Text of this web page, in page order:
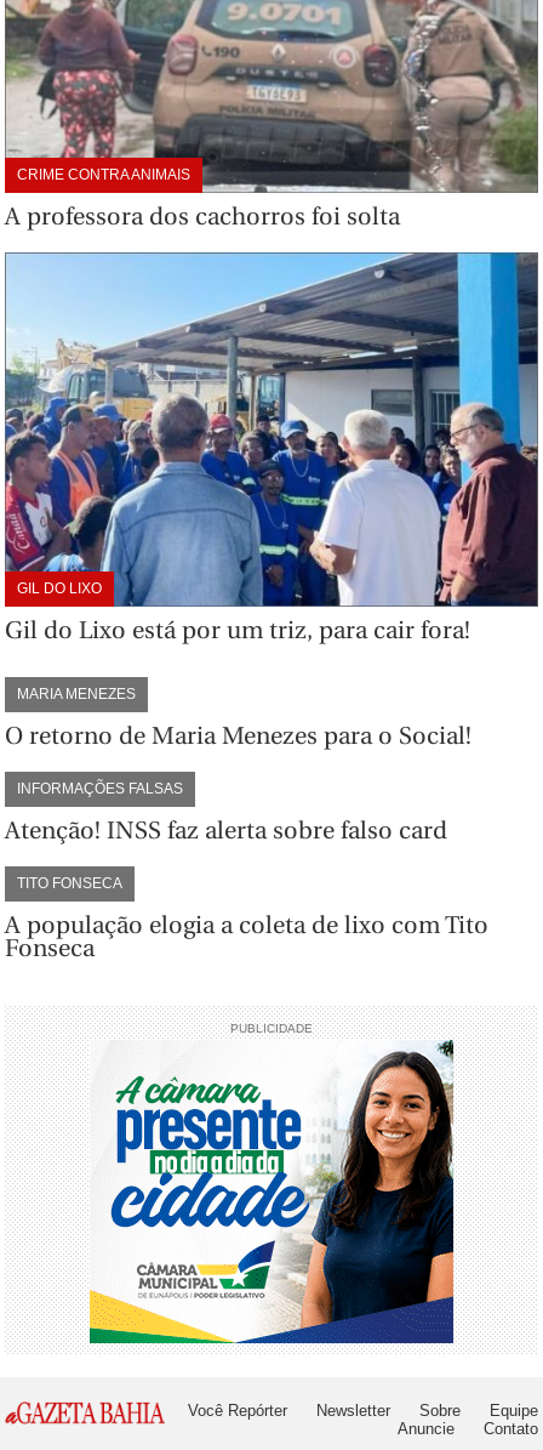
CRIME CONTRA ANIMAIS
A professora dos cachorros foi solta
GIL DO LIXO
Gil do Lixo está por um triz, para cair fora!
MARIA MENEZES
O retorno de Maria Menezes para o Social!
INFORMAÇÕES FALSAS
Atenção! INSS faz alerta sobre falso card
TITO FONSECA
A população elogia a coleta de lixo com Tito
Fonseca
PUBLICIDADE
Você Repórter Newsletter Sobre
Equipe
Anuncie
Contato